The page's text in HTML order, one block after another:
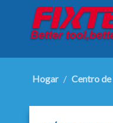
Hogar / Centro